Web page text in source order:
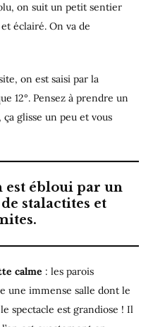
on suit un petit sentier
éclairé. On va de
on est saisi par la
12°. Pensez à prendre un
glisse un peu et vous
est ébloui par un
stalactites et
calme : les parois
une immense salle dont le
spectacle est grandiose ! Il